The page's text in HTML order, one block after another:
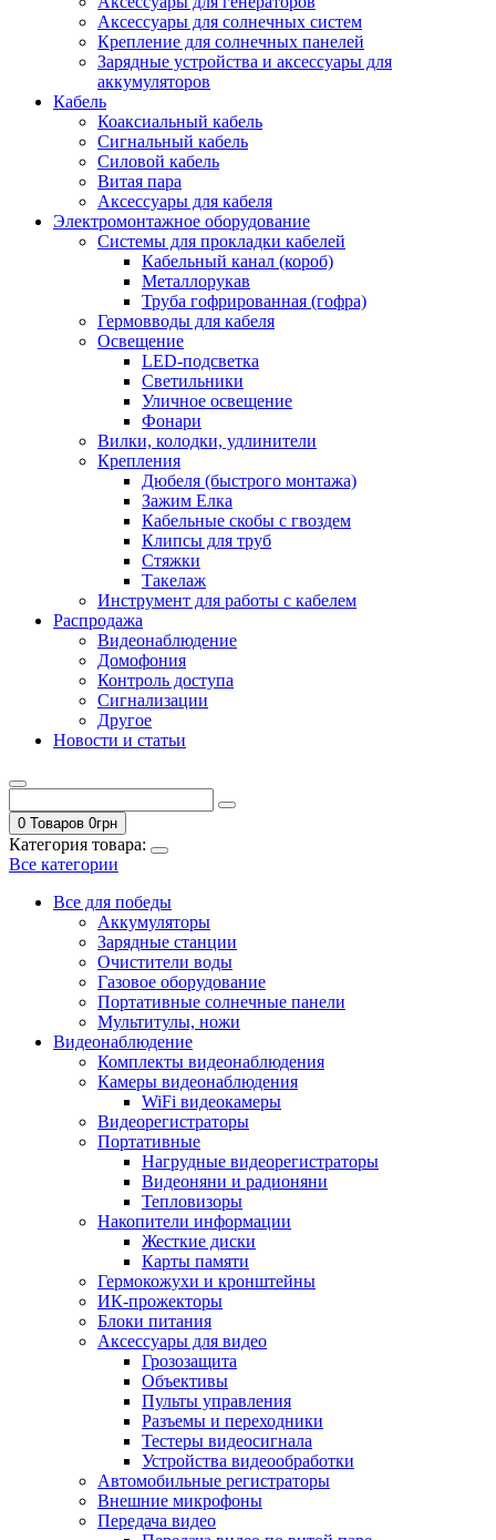
Аксессуары для солнечных систем
Крепление для солнечных панелей
Зарядные устройства и аксессуары для
аккумуляторов
Кабель
Коаксиальный кабель
Сигнальный кабель
Силовой кабель
Витая пара
Аксессуары для кабеля
Электромонтажное оборудование
Системы для прокладки кабелей
Кабельный канал (короб)
Металлорукав
Труба гофрированная (гофра)
Гермовводы для кабеля
Освещение
LED-подсветка
Светильники
Уличное освещение
Фонари
Вилки, колодки, удлинители
Крепления
Дюбеля (быстрого монтажа)
Зажим Елка
Кабельные скобы с гвоздем
Клипсы для труб
Стяжки
Такелаж
Инструмент для работы с кабелем
Распродажа
Видеонаблюдение
Домофония
Контроль доступа
Сигнализации
Другое
Новости и статьи
0 Товаров 0грн
Категория товара:
Все категории
Все для победы
Аккумуляторы
Зарядные станции
Очистители воды
Газовое оборудование
Портативные солнечные панели
Мультитулы, ножи
Видеонаблюдение
Комплекты видеонаблюдения
Камеры видеонаблюдения
WiFi видеокамеры
Видеорегистраторы
Портативные
Нагрудные видеорегистраторы
Видеоняни и радионяни
Тепловизоры
Накопители информации
Жесткие диски
Карты памяти
Гермокожухи и кронштейны
ИК-прожекторы
Блоки питания
Аксессуары для видео
Грозозащита
Объективы
Пульты управления
Разъемы и переходники
Тестеры видеосигнала
Устройства видеообработки
Автомобильные регистраторы
Внешние микрофоны
Передача видео